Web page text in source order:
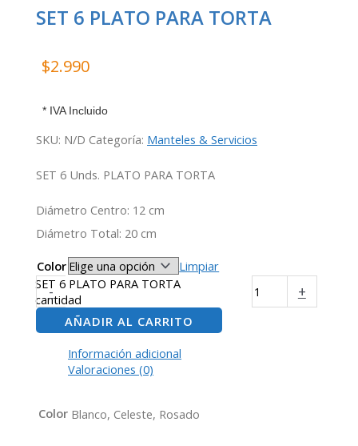
SET 6 PLATO PARA TORTA
$2.990
* IVA Incluido
SKU: N/D Categoría: Manteles & Servicios
SET 6 Unds. PLATO PARA TORTA
Diámetro Centro: 12 cm
Diámetro Total: 20 cm
Color Limpiar
-
SET 6 PLATO PARA TORTA
cantidad
+
AÑADIR AL CARRITO
Información adicional
Valoraciones (0)
Color Blanco, Celeste, Rosado